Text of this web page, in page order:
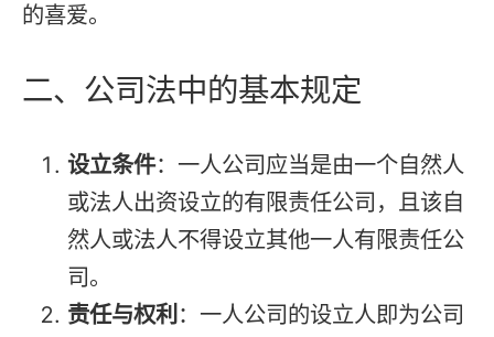
的喜爱。
二、公司法中的基本规定
设立条件：一人公司应当是由一个自然人
或法人出资设立的有限责任公司，且该自
然人或法人不得设立其他一人有限责任公
司。
责任与权利 ：一人公司的设立人即为公司